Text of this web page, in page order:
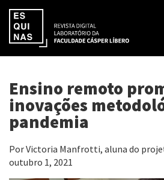
Ensino remoto
inovações
pandemia
Por Victoria Manfrotti, aluna do
outubro 1, 2021